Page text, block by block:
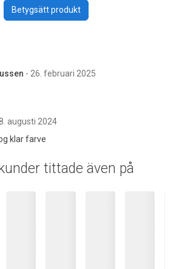
Betygsätt produkt
5 av 5 stjärnor
- 26. februari 2025
5 av 5 stjärnor
augusti 2024
klar farve
tittade även på